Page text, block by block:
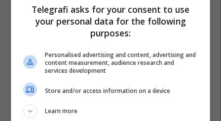
Telegrafi asks for your consent to use
your personal data for the following
purposes:
Personalised advertising and content, advertising and
content measurement, audience research and
services development
Store and/or access information on a device
Learn more